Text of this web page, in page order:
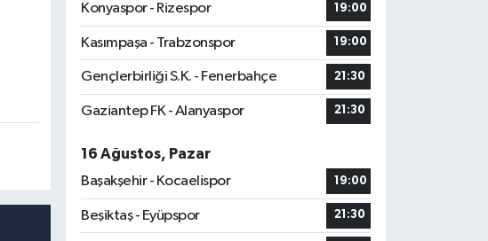
Konyaspor - Rizespor
19:00
Kasımpaşa - Trabzonspor 19:00
Gençlerbirliği S.K. - Fenerbahçe 21:30
Gaziantep FK - Alanyaspor 21:30
16 Ağustos, Pazar
Başakşehir - Kocaelispor
19:00
Beşiktaş - Eyüpspor 21:30